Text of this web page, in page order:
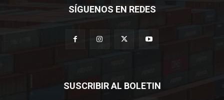
SÍGUENOS EN REDES
SUSCRIBIR AL BOLETIN